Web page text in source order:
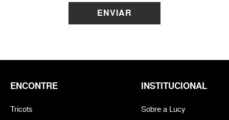
ENVIAR
ENCONTRE
Tricots
INSTITUCIONAL
Sobre a Lucy